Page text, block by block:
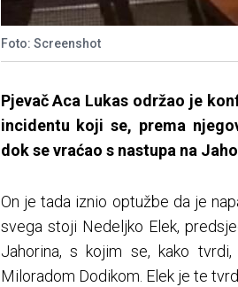
Foto: Screenshot
Pjevač Aca Lukas održao je
incidentu koji se, prema
dok se vraćao s nastupa na
On je tada iznio optužbe da je
svega stoji Nedeljko Elek,
Jahorina, s kojim se, kako
Miloradom Dodikom. Elek je te